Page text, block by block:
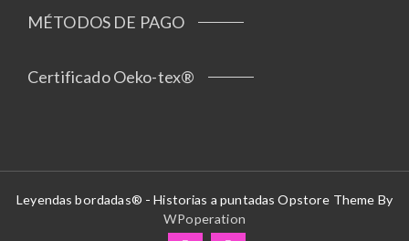
MÉTODOS DE PAGO
Certificado Oeko-tex®
Leyendas bordadas® - Historias a puntadas Opstore Theme By
WPoperation